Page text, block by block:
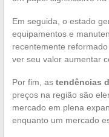
Em seguida, o estado
equipamentos e
recentemente
ver seu valor aumentar
Por fim, as tendências
preços na região são
mercado em plena
enquanto um mercado